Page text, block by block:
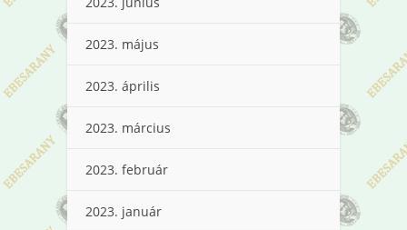
2023. május
2023. április
2023. március
2023. február
2023. január